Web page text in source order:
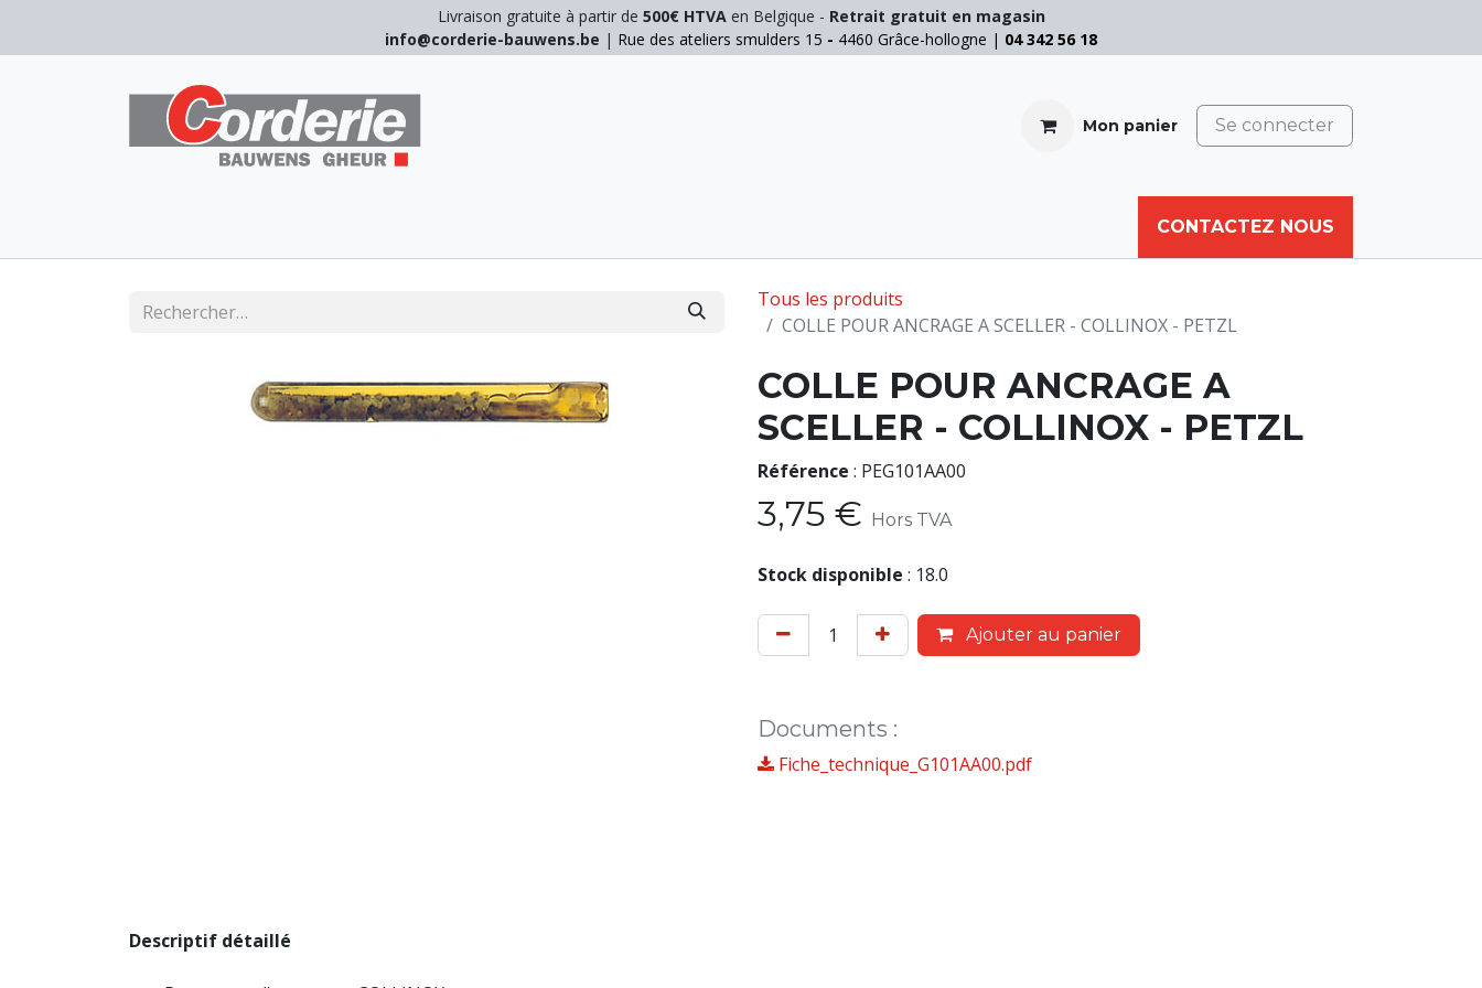
Livraison gratuite à partir de 500€ HTVAen Belgique - Retrait gratuit en magasin
info@corderie-bauwens.be | Rue des ateliers smulders 15 - 4460 Grâce-hollogne | 04 342 56 18
Mon panier Se connecter
CORDE AUTRES
CONTACTEZ NOUS
Tous les produits
COLLE POUR ANCRAGE A SCELLER - COLLINOX - PETZL
COLLE POUR ANCRAGE A
SCELLER - COLLINOX - PETZL
Référence : PEG101AA00
3,75 € Hors TVA
Stock disponible : 18.0
Ajouter au panier
Documents :
Fiche_technique_G101AA00.pdf
Descriptif détaillé